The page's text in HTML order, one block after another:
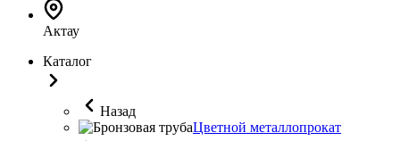
Актау
Каталог
Назад
Цветной металлопрокат